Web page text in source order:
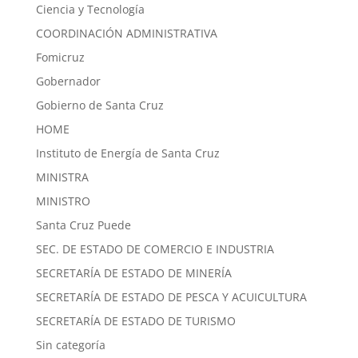
Ciencia y Tecnología
COORDINACIÓN ADMINISTRATIVA
Fomicruz
Gobernador
Gobierno de Santa Cruz
HOME
Instituto de Energía de Santa Cruz
MINISTRA
MINISTRO
Santa Cruz Puede
SEC. DE ESTADO DE COMERCIO E INDUSTRIA
SECRETARÍA DE ESTADO DE MINERÍA
SECRETARÍA DE ESTADO DE PESCA Y ACUICULTURA
SECRETARÍA DE ESTADO DE TURISMO
Sin categoría